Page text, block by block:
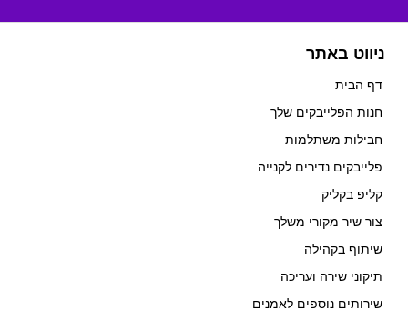
ניווט באתר
דף הבית
חנות הפלייבקים שלך
חבילות משתלמות
פלייבקים נדירים לקנייה
קליפ בקליק
צור שיר מקורי משלך
שיתוף בקהילה
תיקוני שירה ועריכה
שירותים נוספים לאמנים